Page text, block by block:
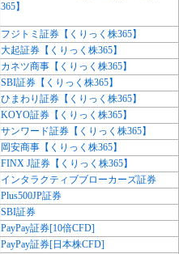
365】
フジトミ証券【くりっく株365】
大起証券【くりっく株365】
カネツ商事【くりっく株365】
SBI証券【くりっく株365】
ひまわり証券【くりっく株365】
KOYO証券【くりっく株365】
サンワード証券【くりっく株365】
岡安商事【くりっく株365】
FINX J証券【くりっく株365】
インタラクティブブローカーズ証券
Plus500JP証券
SBI証券
PayPay証券[10倍CFD]
PayPay証券[日本株CFD]